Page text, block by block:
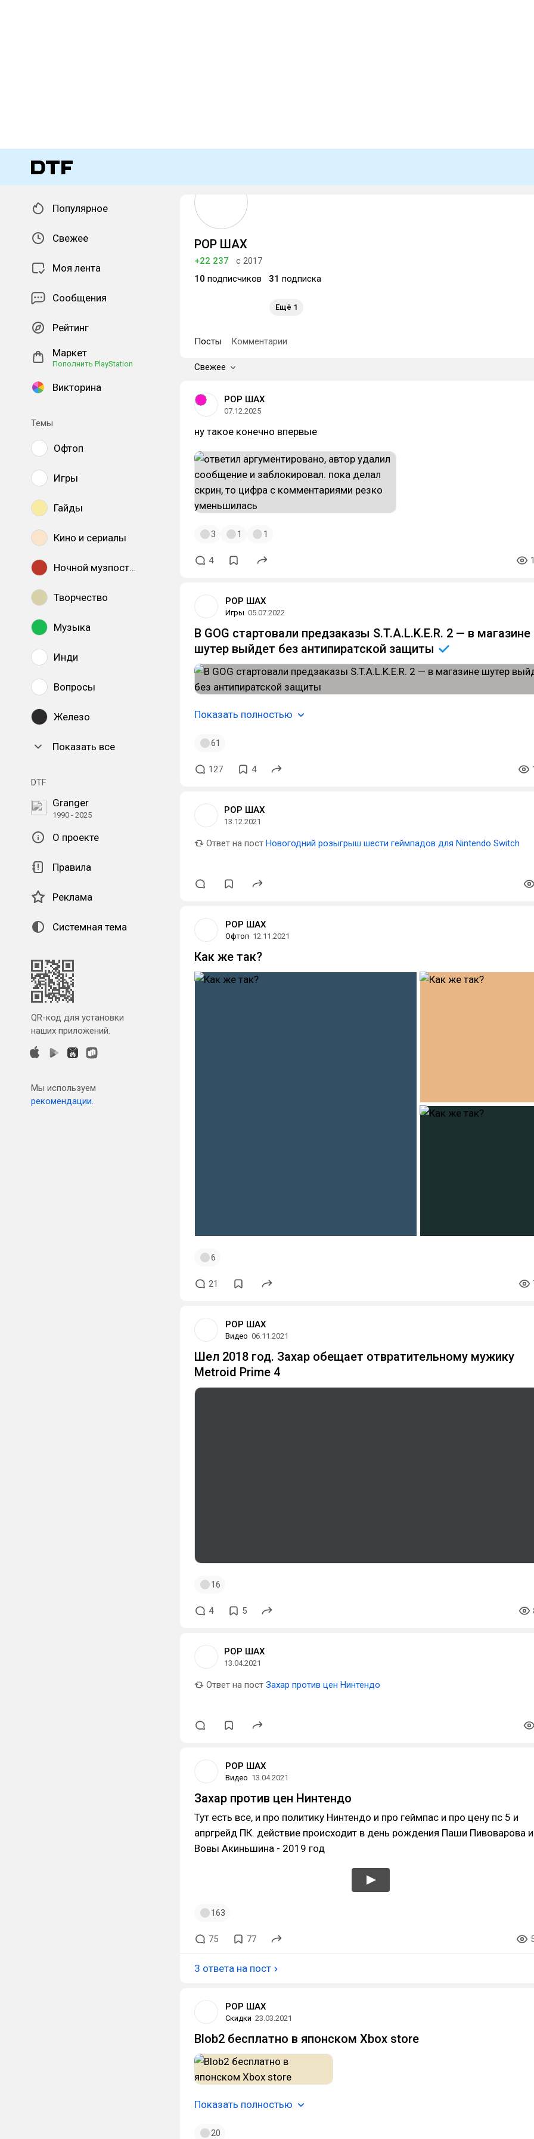
Популярное
Свежее
Моя лента
Сообщения
Рейтинг
Маркет
Пополнить PlayStation
Викторина
Темы
Офтоп
Игры
Гайды
Кино и сериалы
Ночной музпостинг
Творчество
Музыка
Инди
Вопросы
Железо
Показать все
DTF
Granger
1990 - 2025
О проекте
Правила
Реклама
Системная тема
QR-код для установки
наших приложений.
Мы используем
рекомендации.
РОР ШАХ
+22 237
с 2017
10 подписчиков 31 подписка
Ещё 1
Посты Комментарии
Свежее
РОР ШАХ
07.12.2025
ну такое конечно впервые
3 1 1
4
РОР ШАХ
Игры 05.07.2022
В GOG стартовали предзаказы S.T.A.L.K.E.R. 2 — в магазине
шутер выйдет без антипиратской защиты
Показать полностью
61
127 4
РОР ШАХ
13.12.2021
Ответ на пост Новогодний розыгрыш шести геймпадов для Nintendo Switch
РОР ШАХ
Офтоп 12.11.2021
Как же так?
6
21
РОР ШАХ
Видео 06.11.2021
Шел 2018 год. Захар обещает отвратительному мужику
Metroid Prime 4
16
4 5
РОР ШАХ
13.04.2021
Ответ на пост Захар против цен Нинтендо
РОР ШАХ
Видео 13.04.2021
Захар против цен Нинтендо
Тут есть все, и про политику Нинтендо и про геймпас и про цену пс 5 и
апргрейд ПК. действие происходит в день рождения Паши Пивоварова и
Вовы Акиньшина - 2019 год
163
75 77
3 ответа на пост
РОР ШАХ
Скидки 23.03.2021
Blob2 бесплатно в японском Xbox store
Показать полностью
20